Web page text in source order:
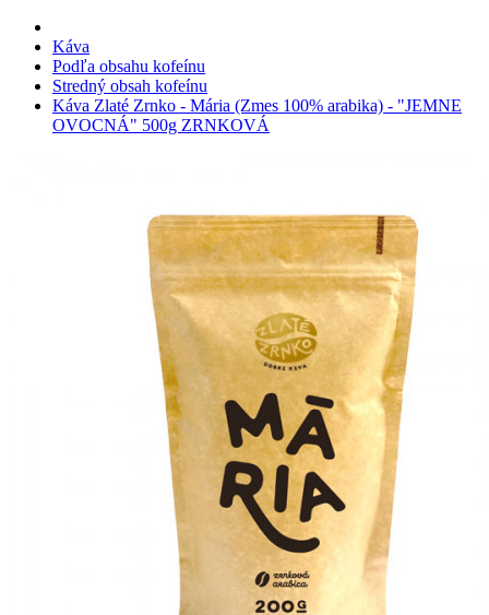
Káva
Podľa obsahu kofeínu
Stredný obsah kofeínu
Káva Zlaté Zrnko - Mária (Zmes 100% arabika) - "JEMNE
OVOCNÁ" 500g ZRNKOVÁ